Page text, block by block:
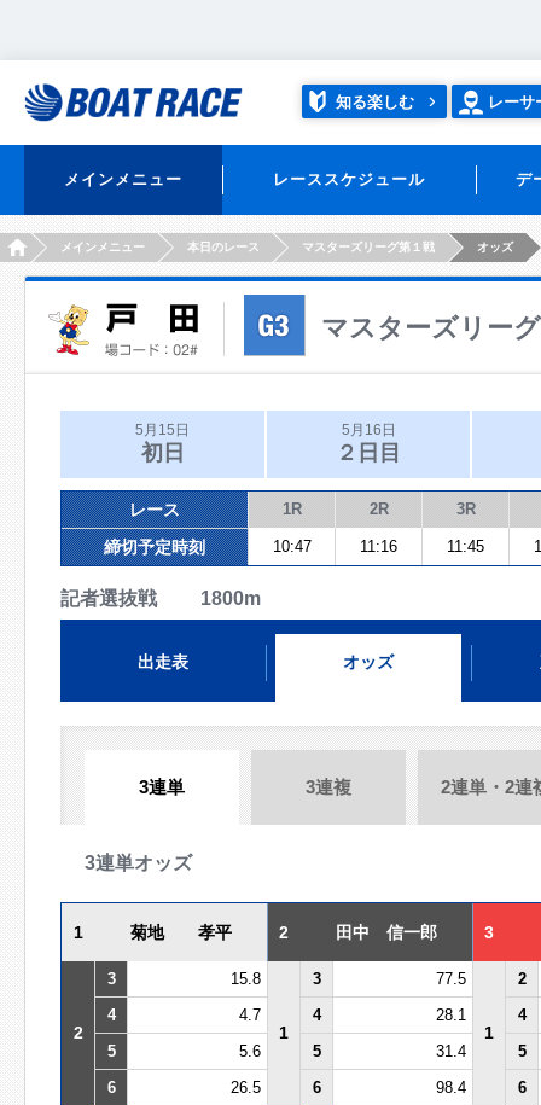
知る楽しむ レーサ
メインメニュー レーススケジュール デ
HOMEメインメニュー 本日のレース マスターズリーグ第１戦 オッズ
マスターズリー
5月15日
初日
5月16日
２日目
レース 1R 2R 3R
締切予定時刻 10:47 11:16 11:45
記者選抜戦 1800m
出走表 オッズ
3連単 3連複 2連単・2連
3連単オッズ
1 菊地 孝平 2 田中 信一郎 3
2
3 15.8
1
3 77.5
1
2
4
4.7 4 28.1
4
5
5.6 5 31.4
5
6
26.5 6 98.4 6